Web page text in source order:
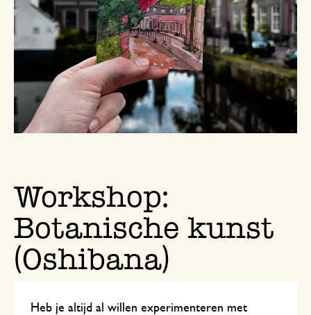
Workshop:
Botanische kunst
(Oshibana)
Heb je altijd al willen experimenteren met